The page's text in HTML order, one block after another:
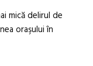
mică delirul de
oraşului în